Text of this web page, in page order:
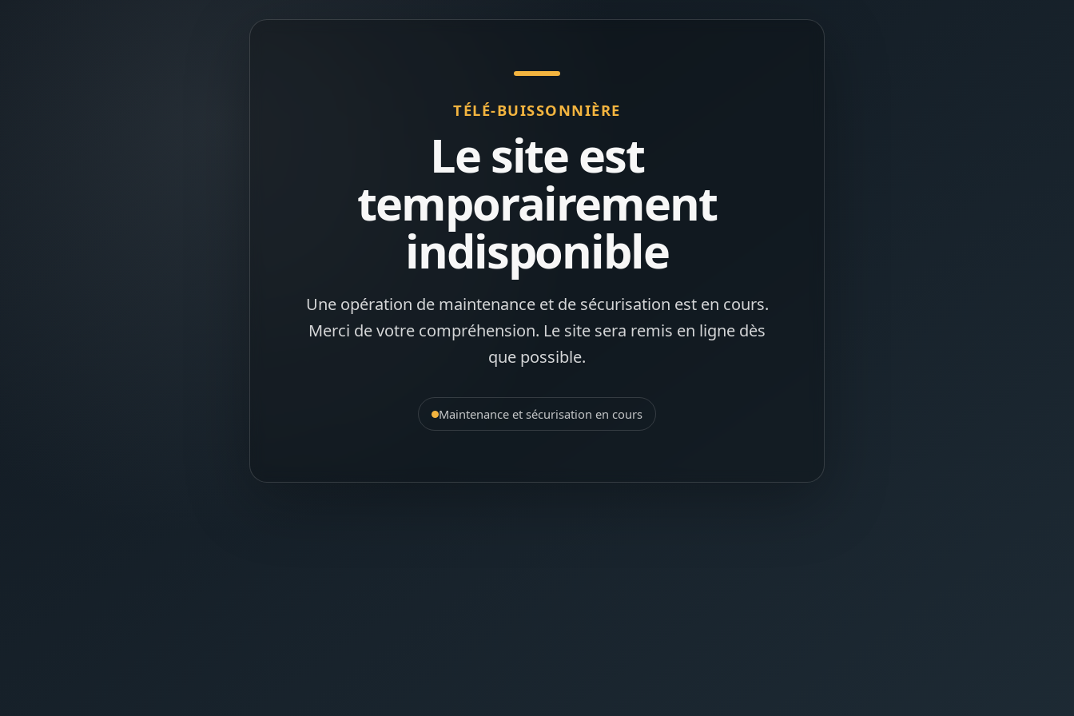
TÉLÉ-BUISSONNIÈRE
Le site est
temporairement
indisponible
Une opération de maintenance et de sécurisation est en cours.
Merci de votre compréhension. Le site sera remis en ligne dès
que possible.
Maintenance et sécurisation en cours